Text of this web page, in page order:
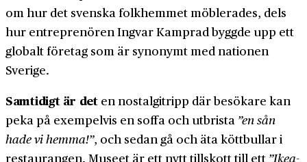
om hur det svenska folk­hemmet möblerades, dels
hur entreprenören Ingvar Kamprad byggde upp ett
globalt företag som är synonymt med nationen
Sverige.
Samtidigt är deten nostalgi­tripp där besökare kan
peka på exempelvis en soffa och utbrista ”en sån
hade vi hemma!”, och sedan gå och äta kött­bullar i
restaurangen. Museet är ett nytt tillskott till ett ”Ikea­